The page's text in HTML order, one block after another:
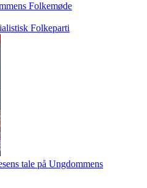
Folkemøde
Folkeparti
tale på Ungdommens